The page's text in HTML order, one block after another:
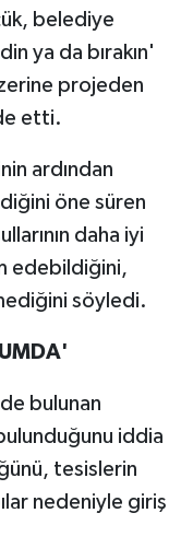
belediye
ya da bırakın'
projeden
etti.
ardından
öne süren
daha iyi
edebildiğini,
söyledi.
bulunan
iddia
tesislerin
nedeniyle giriş